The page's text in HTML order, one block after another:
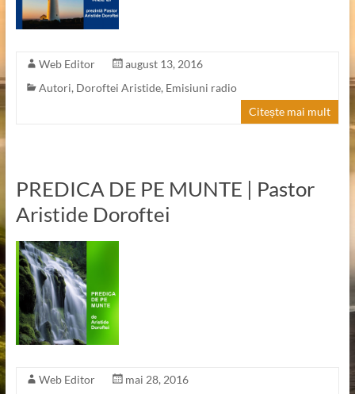
Web Editor
august 13, 2016
Autori, Doroftei Aristide, Emisiuni radio
Citește mai mult
PREDICA DE PE MUNTE | Pastor
Aristide Doroftei
Web Editor
mai 28, 2016